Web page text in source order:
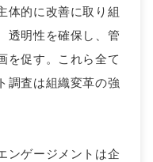
体的に改善に取り組
透明性を確保し、管
を促す。これら全て
調査は組織変革の強
ンゲージメントは企